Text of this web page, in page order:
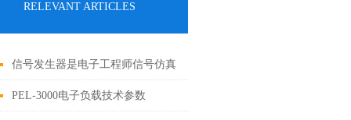
RELEVANT ARTICLES
信号发生器是电子工程师信号仿真
实验的工具一种
PEL-3000电子负载技术参数